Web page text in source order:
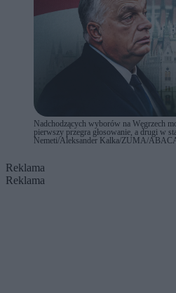
Nadchodzących wyborów na Węgrzech
pierwszy przegra głosowanie, a drugi w
Nemeti/Aleksander Kalka/ZUMA/
Reklama
Reklama